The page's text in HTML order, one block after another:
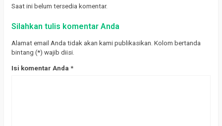
Saat ini belum tersedia komentar.
Silahkan tulis komentar Anda
Alamat email Anda tidak akan kami publikasikan. Kolom bertanda
bintang (*) wajib diisi.
Isi komentar Anda *